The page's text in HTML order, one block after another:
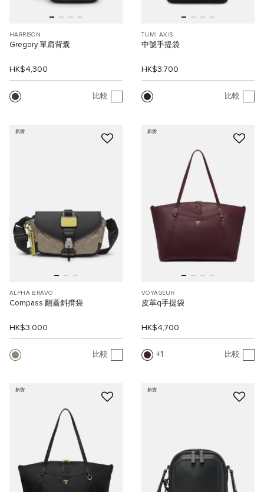
HARRISON
Gregory 單肩背囊
HK$4,300
比較
TUMI AXIS
中號手提袋
HK$3,700
比較
新貨
ALPHA BRAVO
Compass 翻蓋斜揹袋
HK$3,000
比較
新貨
VOYAGEUR
皮革q手提袋
HK$4,700
1 比較
新貨 新貨